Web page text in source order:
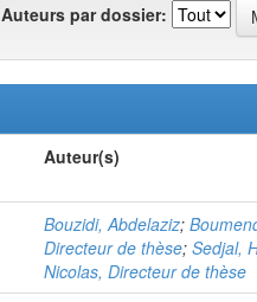
Auteurs par dossier:
Auteur(s)
Bouzidi, Abdelaziz;
Directeur de thèse; Sedjal,
Nicolas, Directeur de thèse